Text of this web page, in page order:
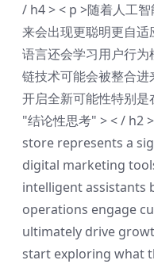
/ h4 > < p >随着人工
来会出现更聪明更自
语言还会学习用户行
链技术可能会被整合
开启全新可能性特别
"结论性思考" > < / h2
store represents a
digital marketing
intelligent assistants
operations engage
ultimately drive
start exploring what